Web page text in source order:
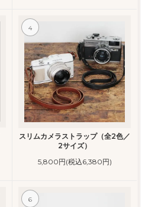
4
スリムカメラストラップ（全2色／
2サイズ）
5,800円(税込6,380円)
6